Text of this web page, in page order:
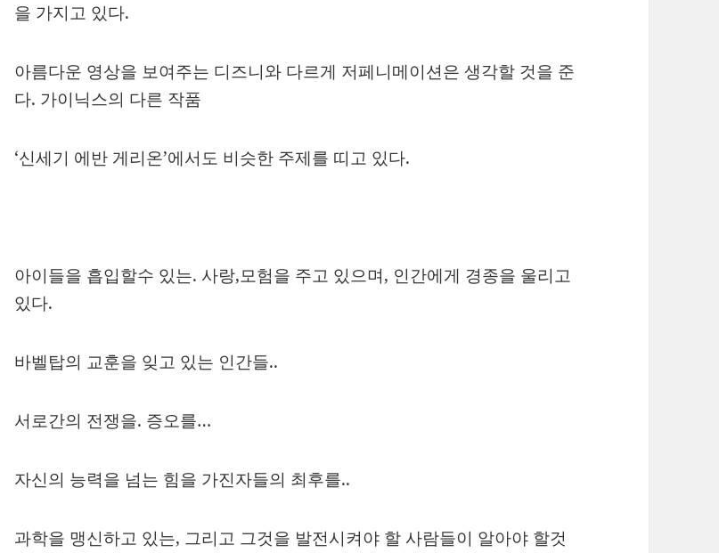
을 가지고 있다.
아름다운 영상을 보여주는 디즈니와 다르게 저페니메이션은 생각할 것을 준
다. 가이닉스의 다른 작품
‘신세기 에반 게리온’에서도 비슷한 주제를 띠고 있다.
아이들을 흡입할수 있는. 사랑,모험을 주고 있으며, 인간에게 경종을 울리고
있다.
바벨탑의 교훈을 잊고 있는 인간들..
서로간의 전쟁을. 증오를…
자신의 능력을 넘는 힘을 가진자들의 최후를..
과학을 맹신하고 있는, 그리고 그것을 발전시켜야 할 사람들이 알아야 할것